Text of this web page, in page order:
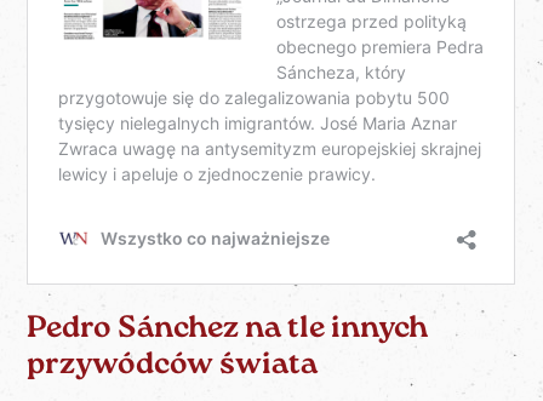
Pedro Sánchez na tle innych
przywódców świata